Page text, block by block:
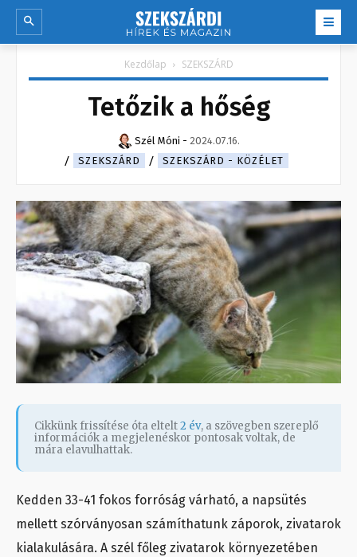
Kezdőlap SZEKSZÁRD
Tetőzik a hőség
Szél Móni - 2024.07.16.
SZEKSZÁRD
SZEKSZÁRD - KÖZÉLET
Cikkünk frissítése óta eltelt2 év, a szövegben szereplő
információk a megjelenéskor pontosak voltak, de
mára elavulhattak.
Kedden 33-41 fokos forróság várható, a napsütés
mellett szórványosan számíthatunk záporok, zivatarok
kialakulására. A szél főleg zivatarok környezetében